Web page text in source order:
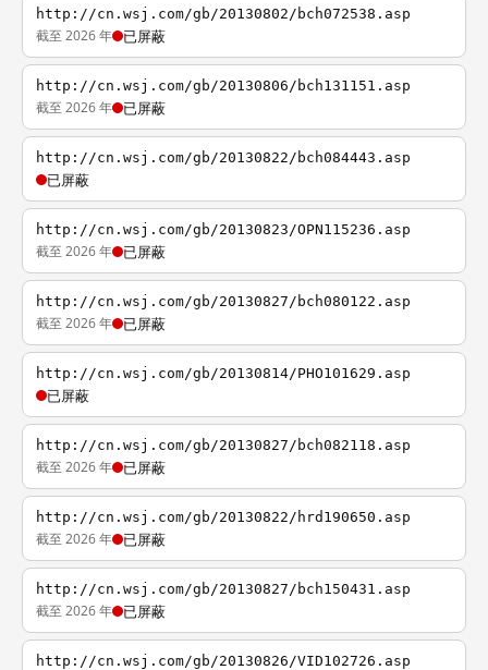
http://cn.wsj.com/gb/20130802/bch072538.asp
截至 2026 年 已屏蔽
http://cn.wsj.com/gb/20130806/bch131151.asp
截至 2026 年 已屏蔽
http://cn.wsj.com/gb/20130822/bch084443.asp
已屏蔽
http://cn.wsj.com/gb/20130823/OPN115236.asp
截至 2026 年 已屏蔽
http://cn.wsj.com/gb/20130827/bch080122.asp
截至 2026 年 已屏蔽
http://cn.wsj.com/gb/20130814/PHO101629.asp
已屏蔽
http://cn.wsj.com/gb/20130827/bch082118.asp
截至 2026 年 已屏蔽
http://cn.wsj.com/gb/20130822/hrd190650.asp
截至 2026 年 已屏蔽
http://cn.wsj.com/gb/20130827/bch150431.asp
截至 2026 年 已屏蔽
http://cn.wsj.com/gb/20130826/VID102726.asp